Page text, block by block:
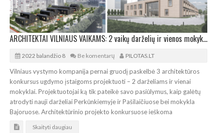
ARCHITEKTAI VILNIAUS VAIKAMS: 2 vaikų darželių ir vienos mokyklos konkursai
2022 balandžio 8 Be komentarų PILOTAS.LT
Vilniaus vystymo kompanija pernai gruodį paskelbė 3 architektūros
konkursus ugdymo įstaigoms projektuoti – 2 darželiams ir vienai
mokyklai. Projektuotojai ką tik pateikė savo pasiūlymus, kaip galėtų
atrodyti nauji darželiai Perkūnkiemyje ir Pašilaičiuose bei mokykla
Bajoruose. Architektūrinio projekto konkursuose ieškoma
Skaityti daugiau